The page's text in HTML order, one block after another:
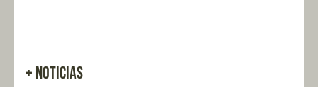
+ NOTICIAS